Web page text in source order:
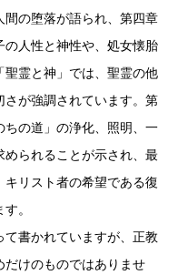
間の堕落が語られ、第四章
の人性と神性や、処女懐胎
霊と神」では、聖霊の他
が強調されています。第
の道」の浄化、照明、一
られることが示され、最
リスト者の希望である復
。
書かれていますが、正教
けのものではありませ